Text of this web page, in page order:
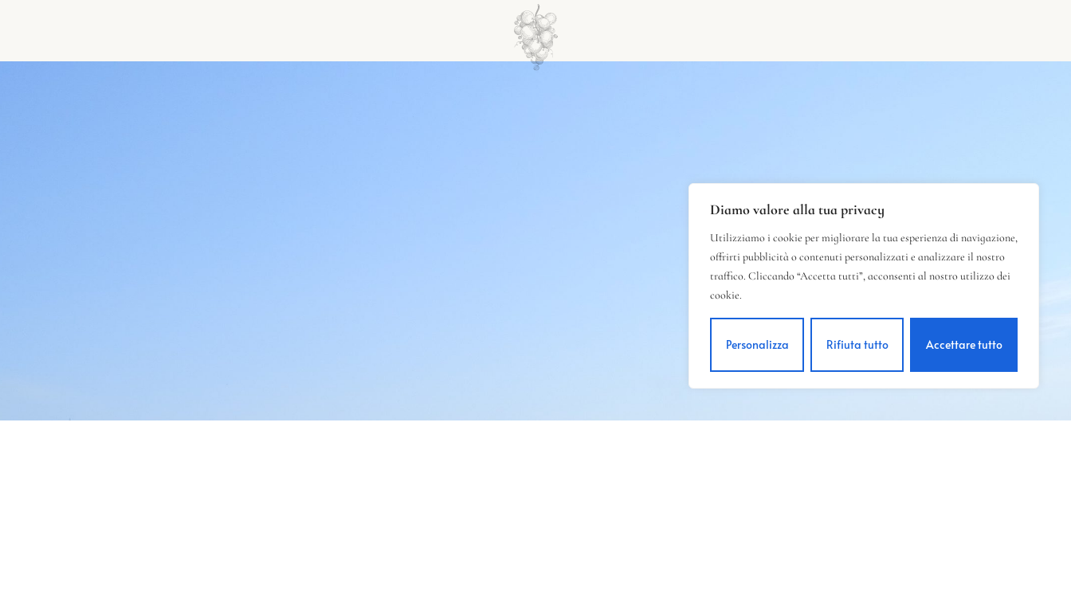
Diamo valore alla tua privacy
Utilizziamo i cookie per migliorare la tua esperienza di navigazione,
offrirti pubblicità o contenuti personalizzati e analizzare il nostro
traffico. Cliccando “Accetta tutti”, acconsenti al nostro utilizzo dei
cookie.
Personalizza Rifiuta tutto Accettare tutto